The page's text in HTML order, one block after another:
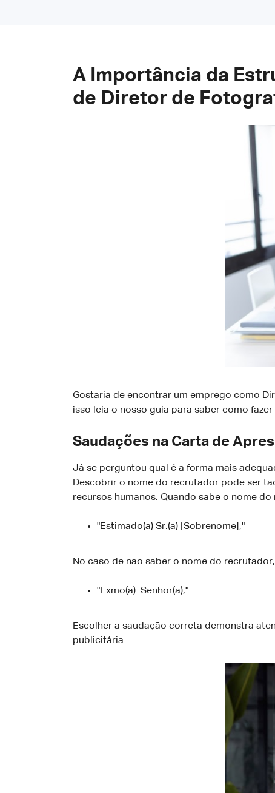
A Importância da
de Diretor de
Gostaria de encontrar um emprego como
isso leia o nosso guia para saber como
Saudações na Carta de
Já se perguntou qual é a forma mais
Descobrir o nome do recrutador pode ser
recursos humanos. Quando sabe o nome
"Estimado(a) Sr.(a) [Sobrenome],"
No caso de não saber o nome do
"Exmo(a). Senhor(a),"
Escolher a saudação correta demonstra
publicitária.